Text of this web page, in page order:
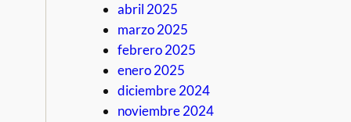
abril 2025
marzo 2025
febrero 2025
enero 2025
diciembre 2024
noviembre 2024